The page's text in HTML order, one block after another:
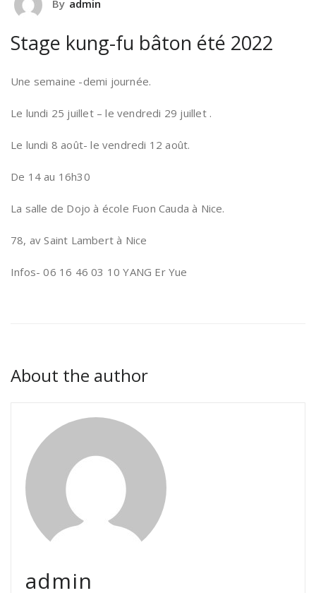
By admin
Stage kung-fu bâton été 2022
Une semaine -demi journée.
Le lundi 25 juillet – le vendredi 29 juillet .
Le lundi 8 août- le vendredi 12 août.
De 14 au 16h30
La salle de Dojo à école Fuon Cauda à Nice.
78, av Saint Lambert à Nice
Infos- 06 16 46 03 10 YANG Er Yue
About the author
admin